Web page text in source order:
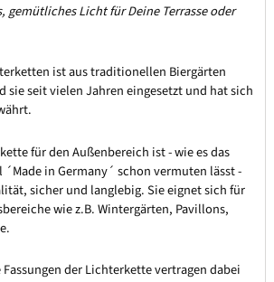
gemütliches Licht für Deine Terrasse oder
ist aus traditionellen Biergärten
sie seit vielen Jahren eingesetzt und hat sich
für den Außenbereich ist - wie es das
in Germany´ schon vermuten lässt -
sicher und langlebig. Sie eignet sich für
wie z.B. Wintergärten, Pavillons,
Fassungen der Lichterkette vertragen dabei